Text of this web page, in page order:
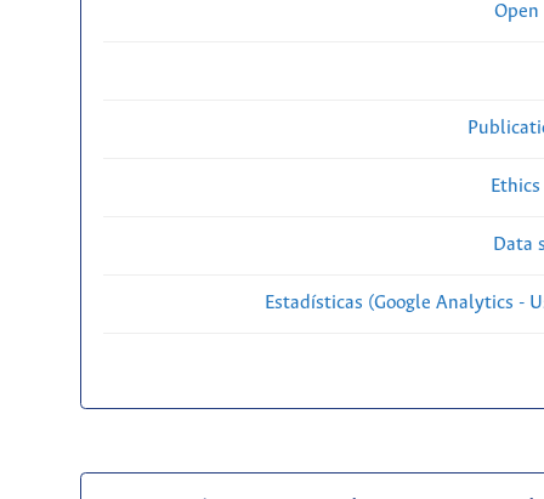
Open
Data
Estadísticas (Google Analytics -